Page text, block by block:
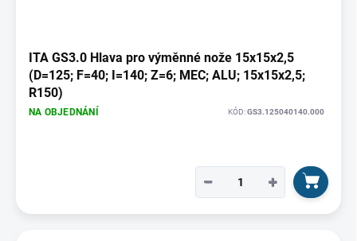
ITA GS3.0 Hlava pro výměnné nože 15x15x2,5
(D=125; F=40; I=140; Z=6; MEC; ALU; 15x15x2,5;
R150)
NA OBJEDNÁNÍ KÓD:GS3.125040140.000
+
−